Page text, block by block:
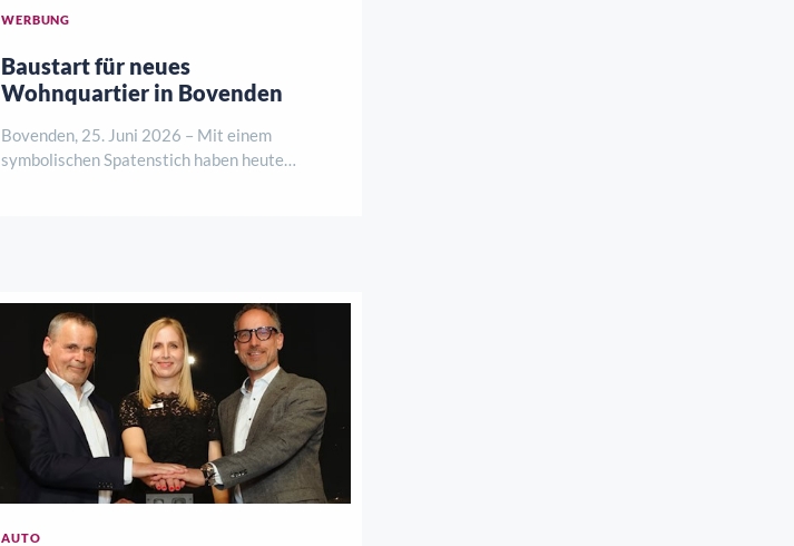
WERBUNG
Baustart für neues
Wohnquartier in Bovenden
Bovenden, 25. Juni 2026 – Mit einem
symbolischen Spatenstich haben heute
AUTO